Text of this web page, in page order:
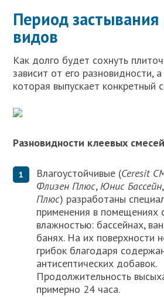
Период
видов
Как долго будет сохнуть
зависит от его разновидности,
которая выпускает конкретный
Разновидности клеевых
Влагоустойчивые (Ceresit
Флизен Плюс,Юнис Бассейн,
Плюс) разработаны
применения в помещениях
влажностью: бассейнах,
банях. На их поверхности
грибок благодаря
антисептических добавок.
Продолжительность
примерно 24 часа.